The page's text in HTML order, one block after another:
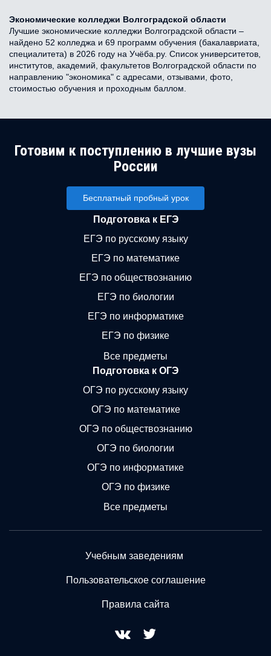
Экономические колледжи Волгоградской области
Лучшие экономические колледжи Волгоградской области –
найдено 52 колледжа и 69 программ обучения (бакалавриата,
специалитета) в 2026 году на Учёба.ру. Список университетов,
институтов, академий, факультетов Волгоградской области по
направлению "экономика" с адресами, отзывами, фото,
стоимостью обучения и проходным баллом.
Готовим к поступлению в лучшие вузы
России
Бесплатный пробный урок
Подготовка к ЕГЭ
ЕГЭ по русскому языку
ЕГЭ по математике
ЕГЭ по обществознанию
ЕГЭ по биологии
ЕГЭ по информатике
ЕГЭ по физике
Все предметы
Подготовка к ОГЭ
ОГЭ по русскому языку
ОГЭ по математике
ОГЭ по обществознанию
ОГЭ по биологии
ОГЭ по информатике
ОГЭ по физике
Все предметы
Учебным заведениям
Пользовательское соглашение
Правила сайта